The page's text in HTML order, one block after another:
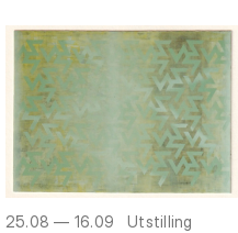
25.08 — 16.09 Utstilling